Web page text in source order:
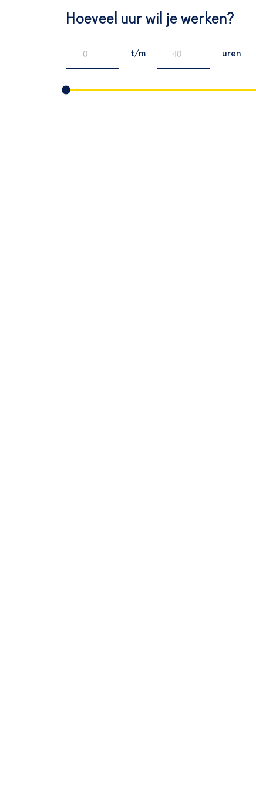
Hoeveel uur wil je werken?
t/m uren